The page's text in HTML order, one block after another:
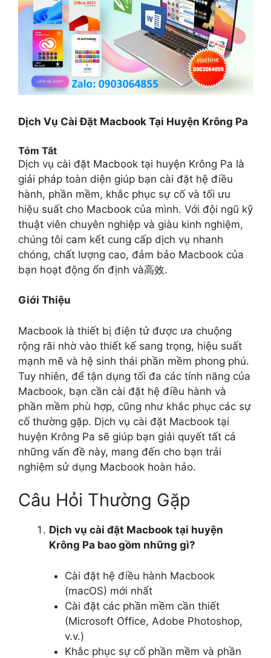
Dịch Vụ Cài Đặt Macbook Tại Huyện Krông Pa
Tóm Tắt
Dịch vụ cài đặt Macbook tại huyện Krông Pa là
giải pháp toàn diện giúp bạn cài đặt hệ điều
hành, phần mềm, khắc phục sự cố và tối ưu
hiệu suất cho Macbook của mình. Với đội ngũ kỹ
thuật viên chuyên nghiệp và giàu kinh nghiệm,
chúng tôi cam kết cung cấp dịch vụ nhanh
chóng, chất lượng cao, đảm bảo Macbook của
bạn hoạt động ổn định và高效.
Giới Thiệu
Macbook là thiết bị điện tử được ưa chuộng
rộng rãi nhờ vào thiết kế sang trọng, hiệu suất
mạnh mẽ và hệ sinh thái phần mềm phong phú.
Tuy nhiên, để tận dụng tối đa các tính năng của
Macbook, bạn cần cài đặt hệ điều hành và
phần mềm phù hợp, cũng như khắc phục các sự
cố thường gặp. Dịch vụ cài đặt Macbook tại
huyện Krông Pa sẽ giúp bạn giải quyết tất cả
những vấn đề này, mang đến cho bạn trải
nghiệm sử dụng Macbook hoàn hảo.
Câu Hỏi Thường Gặp
Dịch vụ cài đặt Macbook tại huyện
Krông Pa bao gồm những gì?
Cài đặt hệ điều hành Macbook
(macOS) mới nhất
Cài đặt các phần mềm cần thiết
(Microsoft Office, Adobe Photoshop,
v.v.)
Khắc phục sự cố phần mềm và phần